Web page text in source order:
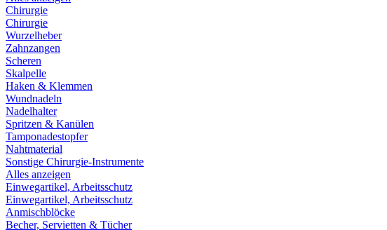
Chirurgie
Chirurgie
Wurzelheber
Zahnzangen
Scheren
Skalpelle
Haken & Klemmen
Wundnadeln
Nadelhalter
Spritzen & Kanülen
Tamponadestopfer
Nahtmaterial
Sonstige Chirurgie-Instrumente
Alles anzeigen
Einwegartikel, Arbeitsschutz
Einwegartikel, Arbeitsschutz
Anmischblöcke
Becher, Servietten & Tücher